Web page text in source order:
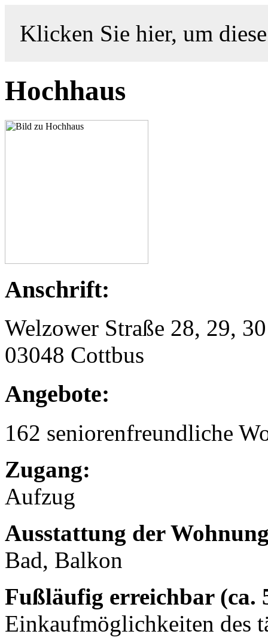
Klicken Sie hier, um
Hochhaus
Anschrift:
Welzower Straße 28, 29, 30
03048 Cottbus
Angebote:
162 seniorenfreundliche
Zugang:
Aufzug
Ausstattung der
Bad, Balkon
Fußläufig erreichbar (ca.
Einkaufmöglichkeiten des